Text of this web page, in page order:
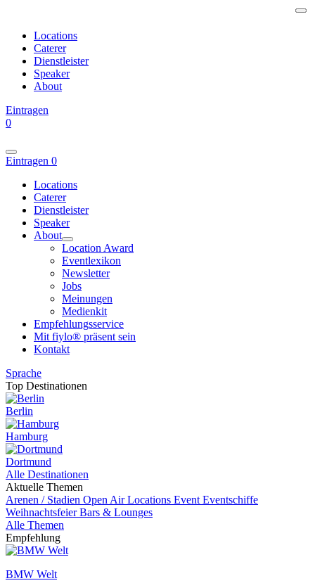
Locations
Caterer
Dienstleister
Speaker
About
Eintragen
0
Eintragen 0
Locations
Caterer
Dienstleister
Speaker
About
Location Award
Eventlexikon
Newsletter
Jobs
Meinungen
Medienkit
Empfehlungsservice
Mit fiylo® präsent sein
Kontakt
Sprache
Top Destinationen
Berlin
Hamburg
Dortmund
Alle Destinationen
Aktuelle Themen
Arenen / Stadien Open Air Locations Event Eventschiffe
WeihnachtsfeierBars & Lounges
Alle Themen
Empfehlung
BMW Welt